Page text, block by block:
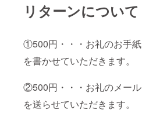
リターンについて
①500円・・・お礼のお手紙
を書かせていただきます。
②500円・・・お礼のメール
を送らせていただきます。